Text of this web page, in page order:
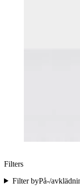
Filters
Filter byPå-/